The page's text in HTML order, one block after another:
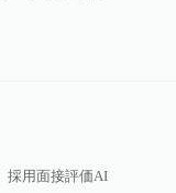
採用面接評価AI